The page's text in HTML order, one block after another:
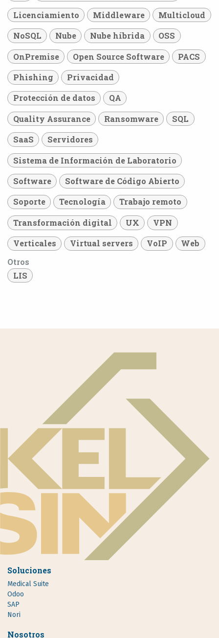
Licenciamiento Middleware Multicloud
NoSQL Nube Nube híbrida OSS
OnPremise Open Source Software PACS
Phishing Privacidad
Protección de datos QA
Quality Assurance Ransomware SQL
SaaS Servidores
Sistema de Información de Laboratorio
Software Software de Código Abierto
Soporte Tecnología Trabajo remoto
Transformación digital UX VPN
Verticales Virtual servers VoIP
Web
Otros
LIS
Soluciones
Medical Suite
Odoo
SAP
Nori
Nosotros